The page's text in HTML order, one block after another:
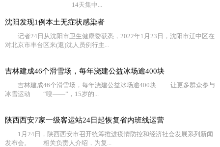
14天集中...
沈阳发现1例本土无症状感染者
记者24日从沈阳市卫生健康委获悉，2022年1月23日，沈阳市辽中区在
对北京市丰台区来(返)沈人员例行主...
吉林建成46个滑雪场，每年浇建公益冰场逾400块
吉林建成46个滑雪场，每年浇建公益冰场逾400块 让更多群众参与
冰雪运动 “嗖——”，15岁的...
陕西西安7家一级客运站24日起恢复省内班线运营
1月24日，陕西西安市召开统筹推进疫情防控和经济社会发展系列新闻
发布会。 相关负责人介绍，为复...